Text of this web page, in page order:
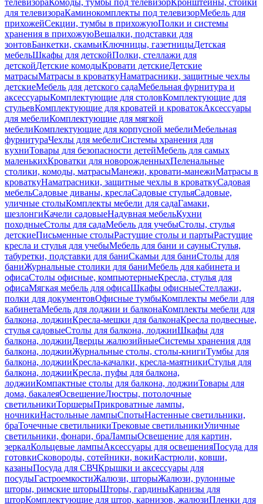
телевизораКомоды, тумбы под телевизорКронштейны, стойки
для телевизораКаминокомплекты под телевизорМебель для
прихожейСекции, тумбы в прихожуюПолки и системы
хранения в прихожуюВешалки, подставки для
зонтовБанкетки, скамьиКлючницы, газетницыДетская
мебельШкафы для детскойПолки, стеллажи для
детскойДетские комодыКровати детскиеДетские
матрасыМатрасы в кроваткуНаматрасники, защитные чехлы
детскиеМебель для детского садаМебельная фурнитура и
аксессуарыКомплектующие для столовКомплектующие для
стульевКомплектующие для кроватей и кроватокАксессуары
для мебелиКомплектующие для мягкой
мебелиКомплектующие для корпусной мебелиМебельная
фурнитураЧехлы для мебелиСистемы хранения для
кухниТовары для безопасности детейМебель для самых
маленькихКроватки для новорожденныхПеленальные
столики, комоды, матрасыМанежи, кровати-манежиМатрасы в
кроваткуНаматрасники, защитные чехлы в кроваткуСадовая
мебельСадовые диваны, креслаСадовые стульяСадовые,
уличные столыКомплекты мебели для садаГамаки,
шезлонгиКачели садовыеНадувная мебельКухни
походныеСтолы для садаМебель для учебыСтолы, стулья
детскиеПисьменные столыРастущие столы и партыРастущие
кресла и стулья для учебыМебель для бани и сауныСтулья,
табуретки, подставки для баниСкамьи для баниСтолы для
баниЖурнальные столики для баниМебель для кабинета и
офисаСтолы офисные, компьютерныеКресла, стулья для
офисаМягкая мебель для офисаШкафы офисныеСтеллажи,
полки для документовОфисные тумбыКомплекты мебели для
кабинетаМебель для лоджии и балконаКомплекты мебели для
балкона, лоджииКресла-мешки для балконаКресла подвесные,
стулья садовыеСтолы для балкона, лоджииШкафы для
балкона, лоджииДверцы жалюзийныеСистемы хранения для
балкона, лоджииЖурнальные столы, столы-книгиТумбы для
балкона, лоджииКресла-качалки, кресла-маятникиСтулья для
балкона, лоджииКресла, пуфы для балкона,
лоджииКомпактные столы для балкона, лоджииТовары для
дома, бакалеяОсвещениеЛюстры, потолочные
светильникиТоршерыПрикроватные лампы,
ночникиНастольные лампыСпотыНастенные светильники,
браТочечные светильникиТрековые светильникиУличные
светильники, фонари, браЛампыОсвещение для картин,
зеркалКольцевые лампыАксессуары для освещенияПосуда для
готовкиСковороды, сотейники, вокиКастрюли, ковши,
казаныПосуда для СВЧКрышки и аксессуары для
посудыГастроемкостиЖалюзи, шторыЖалюзи, рулонные
шторы, римские шторыШторы, гардиныКарнизы для
шторКомплектующие для штор, карнизов, жалюзиПленки для